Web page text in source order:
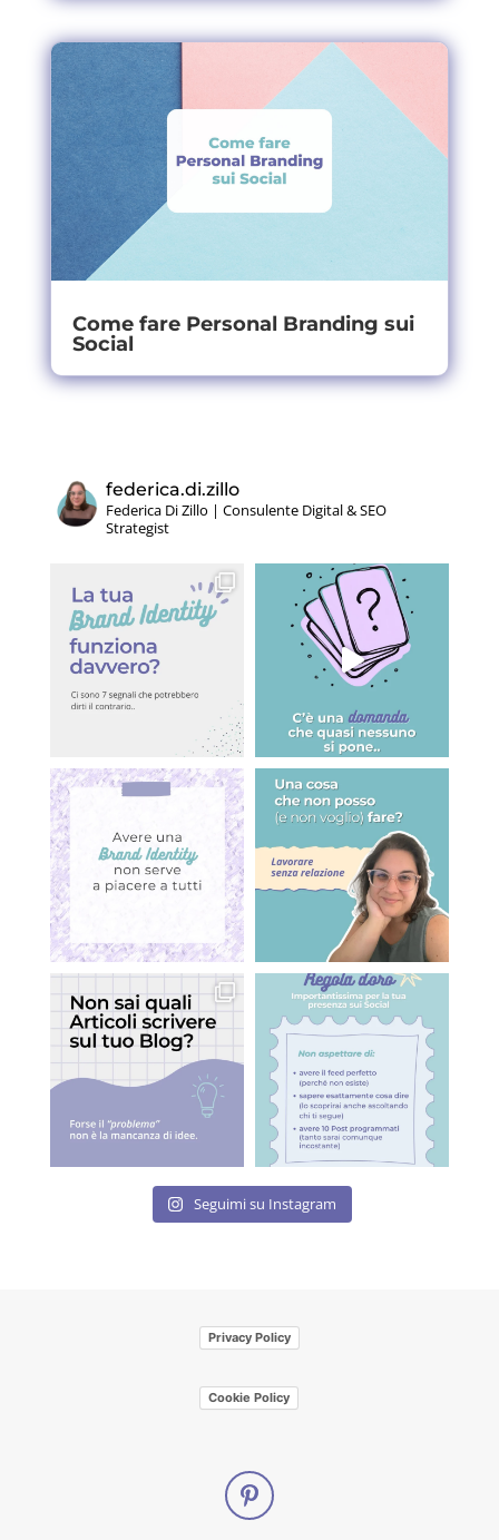
Come fare Personal Branding sui
Social
federica.di.zillo
Federica Di Zillo | Consulente Digital & SEO
Strategist
Seguimi su Instagram
Privacy Policy
Cookie Policy